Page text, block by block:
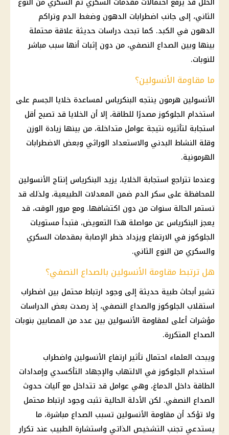
الثاني، إلى جانب اضطرابات الدهون وضغط الدم وتراكم
الدهون في الكبد. كما تبحث دراسات حديثة علاقة محتملة
بينها وبين الصداع النصفي، من دون إثبات أنها سبب مباشر
للنوبات.
ما مقاومة الأنسولين؟
الأنسولين هرمون ينتجه البنكرياس لمساعدة خلايا الجسم على
استخدام الجلوكوز مصدرًا للطاقة، إلا أن الخلايا قد تصبح أقل
استجابة لتأثيره نتيجة عوامل متداخلة، من بينها زيادة الوزن
وقلة النشاط البدني والاستعداد الوراثي وبعض الاضطرابات
الهرمونية.
وعندما تتراجع استجابة الخلايا، يزيد البنكرياس إنتاج الأنسولين
للمحافظة على سكر الدم ضمن المعدلات الطبيعية، ولذلك قد
تستمر الحالة سنوات من دون اكتشافها. ومع مرور الوقت، قد
يعجز البنكرياس عن مواصلة هذا التعويض، فتبدأ مستويات
الجلوكوز في الارتفاع ويزداد خطر الإصابة بمقدمات السكري
والسكري من النوع الثاني.
هل ترتبط مقاومة الأنسولين بالصداع النصفي؟
تشير أبحاث طبية حديثة إلى وجود ارتباط محتمل بين اضطراب
استقلاب الجلوكوز والصداع النصفي، إذ رصدت بعض الدراسات
مؤشرات أعلى لمقاومة الأنسولين بين عدد من المصابين بنوبات
الصداع المتكررة.
ويبحث العلماء احتمال تأثير ارتفاع الأنسولين واضطراب
استخدام الجلوكوز في الالتهاب والإجهاد التأكسدي وإمدادات
الطاقة داخل الدماغ، وهي عوامل قد تتداخل مع آليات حدوث
الصداع النصفي. لكن الأدلة الحالية تثبت وجود ارتباط محتمل
ولا تؤكد أن مقاومة الأنسولين تسبب الصداع مباشرة، ما
يستدعي تجنب التشخيص الذاتي واستشارة الطبيب عند تكرار